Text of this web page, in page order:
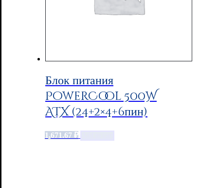
Блок питания
PowerCool 500W
ATX (24+2×4+6пин)
1,671.67 ₽